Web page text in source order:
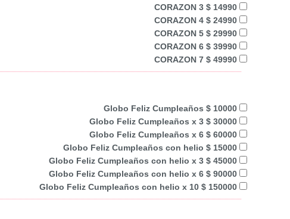
CORAZON 3 $ 14990
CORAZON 4 $ 24990
CORAZON 5 $ 29990
CORAZON 6 $ 39990
CORAZON 7 $ 49990
Globo Feliz Cumpleaños $ 10000
Globo Feliz Cumpleaños x 3 $ 30000
Globo Feliz Cumpleaños x 6 $ 60000
Globo Feliz Cumpleaños con helio $ 15000
Globo Feliz Cumpleaños con helio x 3 $ 45000
Globo Feliz Cumpleaños con helio x 6 $ 90000
Globo Feliz Cumpleaños con helio x 10 $ 150000